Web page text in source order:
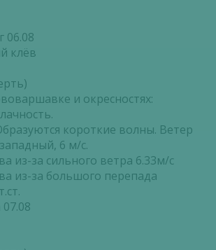
06.08
клёв
и окресностях:
короткие волны. Ветер
6 м/с.
из-за сильного ветра 6.33м/с
из-за большого перепада